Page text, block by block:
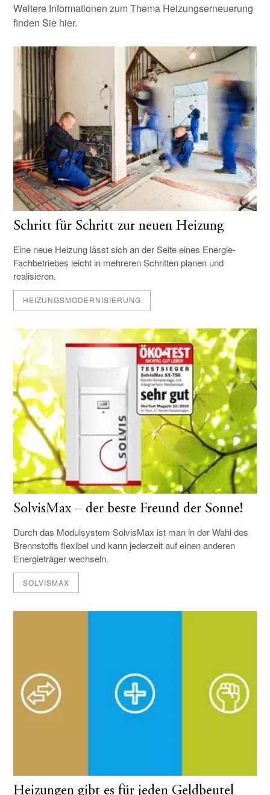
Weitere Informationen zum Thema Heizungserneuerung
finden Sie hier.
Schritt für Schritt zur neuen Heizung
Eine neue Heizung lässt sich an der Seite eines Energie-
Fachbetriebes leicht in mehreren Schritten planen und
realisieren.
HEIZUNGSMODERNISIERUNG
SolvisMax – der beste Freund der Sonne!
Durch das Modulsystem SolvisMax ist man in der Wahl des
Brennstoffs flexibel und kann jederzeit auf einen anderen
Energieträger wechseln.
SOLVISMAX
Heizungen gibt es für jeden Geldbeutel